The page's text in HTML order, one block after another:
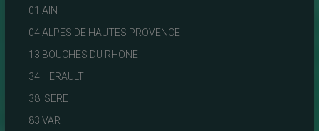
01 AIN
04 ALPES DE HAUTES PROVENCE
13 BOUCHES DU RHONE
34 HERAULT
38 ISERE
83 VAR